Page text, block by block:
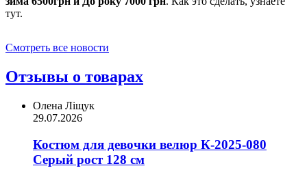
тут.
Смотреть все новости
Отзывы о товарах
Олена Ліщук
29.07.2026
Костюм для девочки велюр К-2025-080
Серый рост 128 см